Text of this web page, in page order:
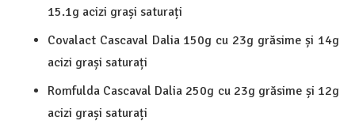
15.1g acizi grași saturați
Covalact Cascaval Dalia 150g cu 23g grăsime și 14g
acizi grași saturați
Romfulda Cascaval Dalia 250g cu 23g grăsime și 12g
acizi grași saturați